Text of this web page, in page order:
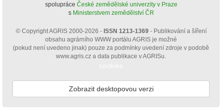
spolupráce České zemědělské univerzity v Praze
s Ministerstvem zemědělství ČR
© Copyright AGRIS 2000-2026 - ISSN 1213-1369- Publikování a šíření
obsahu agrárního WWW portálu AGRIS je možné
(pokud není uvedeno jinak) pouze za podmínky uvedení zdroje v podobě
www.agris.cz a data publikace v AGRISu.
Zobrazit desktopovou verzi